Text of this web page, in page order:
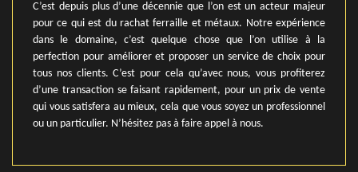
C’est depuis plus d’une décennie que l’on est un acteur majeur
pour ce qui est du rachat ferraille et métaux. Notre expérience
dans le domaine, c’est quelque chose que l’on utilise à la
perfection pour améliorer et proposer un service de choix pour
tous nos clients. C’est pour cela qu’avec nous, vous profiterez
d’une transaction se faisant rapidement, pour un prix de vente
qui vous satisfera au mieux, cela que vous soyez un professionnel
ou un particulier. N’hésitez pas à faire appel à nous.